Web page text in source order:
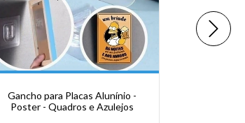
Gancho para Placas Alunínio -
Poster - Quadros e Azulejos